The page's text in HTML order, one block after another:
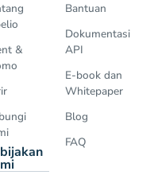
&
Bantuan
Dokumentasi
API
E-book dan
Whitepaper
Blog
FAQ